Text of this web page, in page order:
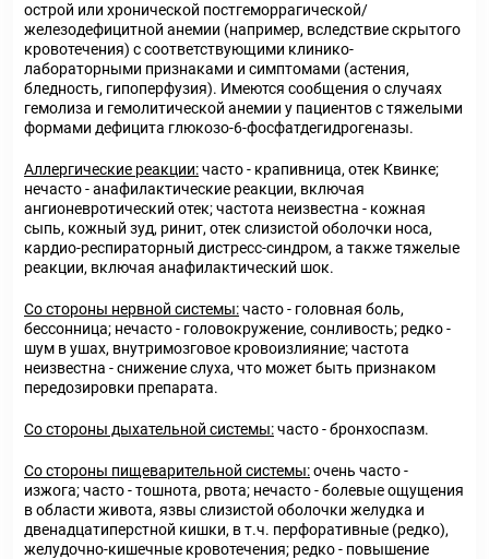
острой или хронической постгеморрагической/
железодефицитной анемии (например, вследствие скрытого
кровотечения) с соответствующими клинико-
лабораторными признаками и симптомами (астения,
бледность, гипоперфузия). Имеются сообщения о случаях
гемолиза и гемолитической анемии у пациентов с тяжелыми
формами дефицита глюкозо-6-фосфатдегидрогеназы.
Аллергические реакции:часто - крапивница, отек Квинке;
нечасто - анафилактические реакции, включая
ангионевротический отек; частота неизвестна - кожная
сыпь, кожный зуд, ринит, отек слизистой оболочки носа,
кардио-респираторный дистресс-синдром, а также тяжелые
реакции, включая анафилактический шок.
Со стороны нервной системы:часто - головная боль,
бессонница; нечасто - головокружение, сонливость; редко -
шум в ушах, внутримозговое кровоизлияние; частота
неизвестна - снижение слуха, что может быть признаком
передозировки препарата.
Со стороны дыхательной системы:часто - бронхоспазм.
Со стороны пищеварительной системы:очень часто -
изжога; часто - тошнота, рвота; нечасто - болевые ощущения
в области живота, язвы слизистой оболочки желудка и
двенадцатиперстной кишки, в т.ч. перфоративные (редко),
желудочно-кишечные кровотечения; редко - повышение